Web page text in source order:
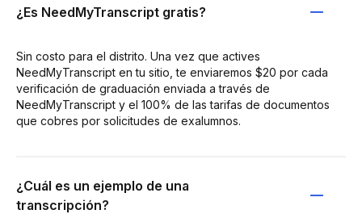
¿Es NeedMyTranscript gratis?
Sin costo para el distrito. Una vez que actives
NeedMyTranscript en tu sitio, te enviaremos $20 por cada
verificación de graduación enviada a través de
NeedMyTranscript y el 100% de las tarifas de documentos
que cobres por solicitudes de exalumnos.
¿Cuál es un ejemplo de una
transcripción?